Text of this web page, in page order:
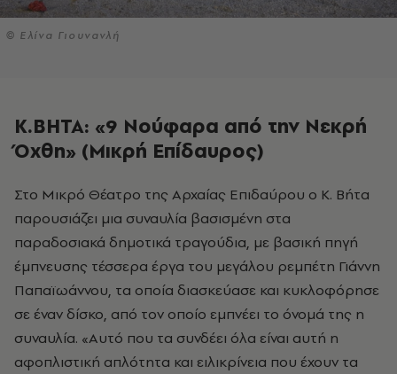
© Ελίνα Γιουνανλή
Κ.ΒΗΤΑ: «9 Νούφαρα από την Νεκρή
Όχθη» (Μικρή Επίδαυρος)
παρουσιάζει μια συναυλία βασισμένη στα
παραδοσιακά δημοτικά τραγούδια, με βασική πηγή
έμπνευσης τέσσερα έργα του μεγάλου ρεμπέτη Γιάννη
Παπαϊωάννου, τα οποία διασκεύασε και κυκλοφόρησε
σε έναν δίσκο, από τον οποίο εμπνέει το όνομά της η
συναυλία. «Αυτό που τα συνδέει όλα είναι αυτή η
αφοπλιστική απλότητα και ειλικρίνεια που έχουν τα